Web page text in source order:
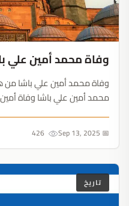
وفاة محمد أمين علي
وفاة محمد أمين علي باشا
محمد أمين علي باشا وفاة
📅 Sep 13, 2025
تاريخ